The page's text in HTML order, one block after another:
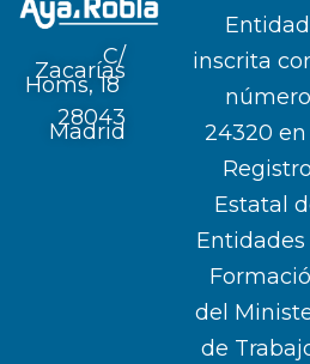
C/
Zacarías
Homs, 18
28043
Madrid
Entidad
inscrita
número
24320 en
Registro
Estatal
Entidades
del
de